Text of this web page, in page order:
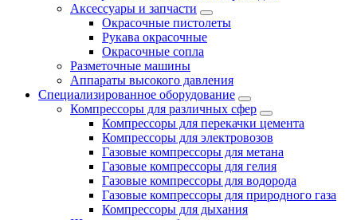
Аксессуары и запчасти
Окрасочные пистолеты
Рукава окрасочные
Окрасочные сопла
Разметочные машины
Аппараты высокого давления
Специализированное оборудование
Компрессоры для различных сфер
Компрессоры для перекачки цемента
Компрессоры для электровозов
Газовые компрессоры для метана
Газовые компрессоры для гелия
Газовые компрессоры для водорода
Газовые компрессоры для природного газа
Компрессоры для дыхания